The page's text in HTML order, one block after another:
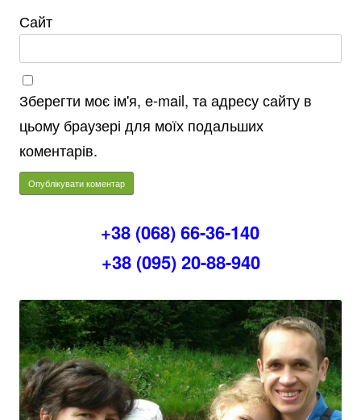
Сайт
Зберегти моє ім'я, e-mail, та адресу сайту в
цьому браузері для моїх подальших
коментарів.
+38 (068) 66-36-140
+38 (095) 20-88-940